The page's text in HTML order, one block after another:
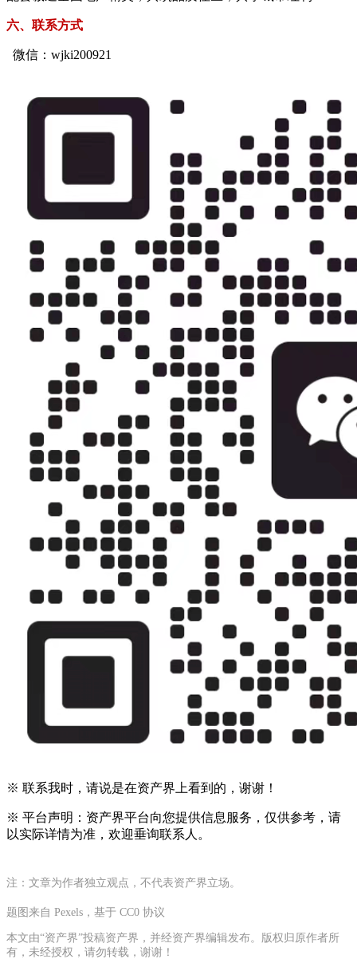
六、联系方式
微信：wjki200921
※ 联系我时，请说是在资产界上看到的，谢谢！
※ 平台声明：资产界平台向您提供信息服务，仅供参考，请
以实际详情为准，欢迎垂询联系人。
注：文章为作者独立观点，不代表资产界立场。
题图来自 Pexels，基于 CC0 协议
本文由“资产界”投稿资产界，并经资产界编辑发布。版权归原作者所
有，未经授权，请勿转载，谢谢！